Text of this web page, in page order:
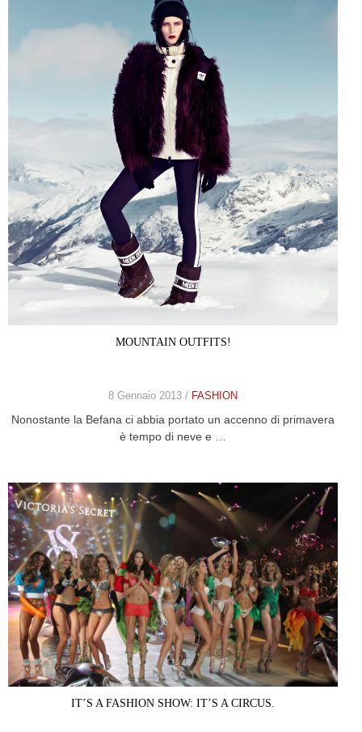
MOUNTAIN OUTFITS!
8 Gennaio 2013 / FASHION
Nonostante la Befana ci abbia portato un accenno di primavera
è tempo di neve e …
IT’S A FASHION SHOW: IT’S A CIRCUS.